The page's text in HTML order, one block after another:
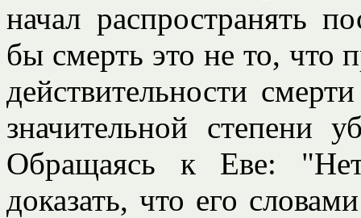
начал распространять
бы смерть это не то, что
действительности
значительной степени
Обращаясь к Еве:
доказать, что его